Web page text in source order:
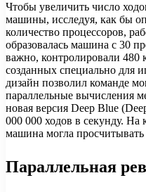
Чтобы увеличить число
машины, исследуя, как бы
количество процессоров,
образовалась машина с 30
важно, контролировали 480
созданных специально для
дизайн позволил команде
параллельные вычисления
новая версия Deep Blue
000 000 ходов в секунду.
машина могла просчитывать
Параллельная